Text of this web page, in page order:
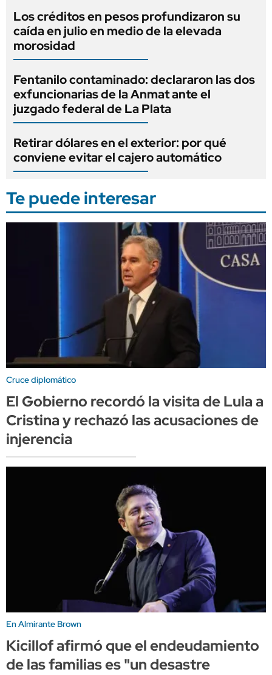
Los créditos en pesos profundizaron su
caída en julio en medio de la elevada
morosidad
Fentanilo contaminado: declararon las dos
exfuncionarias de la Anmat ante el
juzgado federal de La Plata
Retirar dólares en el exterior: por qué
conviene evitar el cajero automático
Te puede interesar
Cruce diplomático
El Gobierno recordó la visita de Lula a
Cristina y rechazó las acusaciones de
injerencia
En Almirante Brown
Kicillof afirmó que el endeudamiento
de las familias es "un desastre